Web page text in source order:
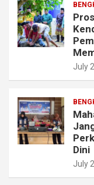
July
Dini
July